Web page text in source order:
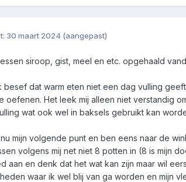
30 maart 2024 (aangepast)
siroop, gist, meel en etc. opgehaald
besef dat warm eten niet een dag vulling
oefenen. Het leek mij alleen niet verstandig
wat ook wel in baksels gebruikt kan
mijn volgende punt en ben eens naar de
volgens mij net niet 8 potten in (8 is mijn
aan en denk dat het wat kan zijn maar wil
waar ik wel blij van ga worden en mijn